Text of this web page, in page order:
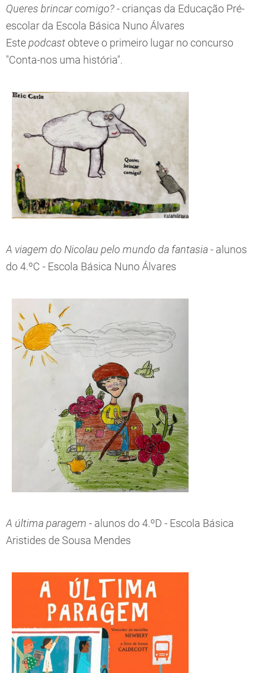
Queres brincar comigo? - crianças da Educação Pré-
escolar da Escola Básica Nuno Álvares
Este podcast obteve o primeiro lugar no concurso
"Conta-nos uma história".
A viagem do Nicolau pelo mundo da fantasia - alunos
do 4.ºC - Escola Básica Nuno Álvares
A última paragem - alunos do 4.ºD - Escola Básica
Aristides de Sousa Mendes